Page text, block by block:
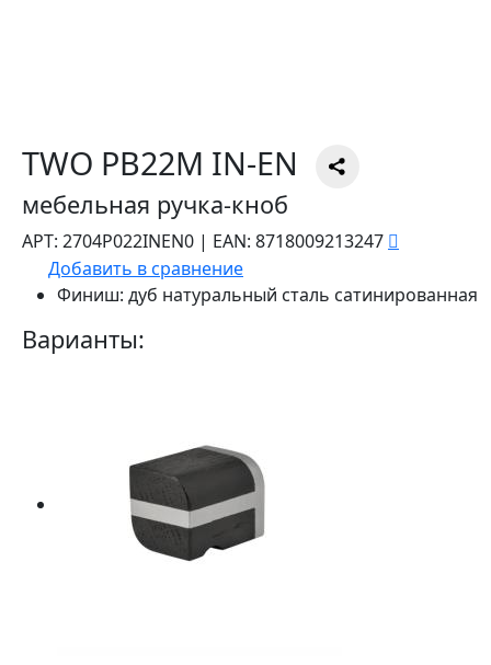
TWO PB22M IN-EN
мебельная ручка-кноб
АРТ: 2704P022INEN0 | EAN: 8718009213247
Добавить в сравнение
Финиш: дуб натуральный сталь сатинированная
Варианты: